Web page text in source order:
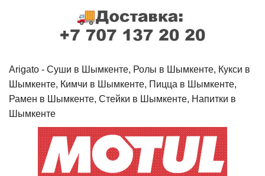
Arigato - Cуши в Шымкенте, Ролы в Шымкенте, Кукси в
Шымкенте, Кимчи в Шымкенте, Пицца в Шымкенте,
Рамен в Шымкенте, Стейки в Шымкенте, Напитки в
Шымкенте